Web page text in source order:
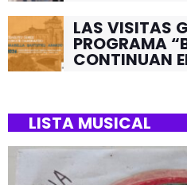
LAS VISITAS
PROGRAMA
CONTINUAN
LISTA MUSICAL